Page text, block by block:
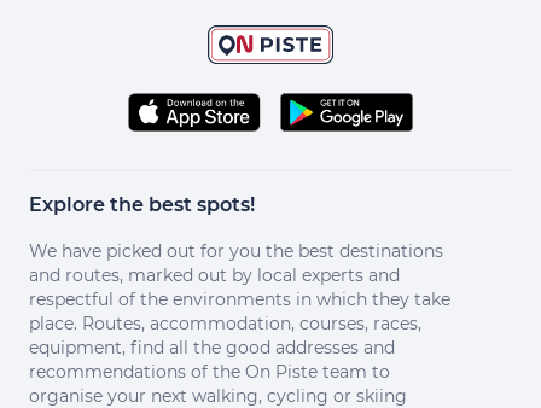
Explore the best spots!
We have picked out for you the best destinations
and routes, marked out by local experts and
respectful of the environments in which they take
place. Routes, accommodation, courses, races,
equipment, find all the good addresses and
recommendations of the On Piste team to
organise your next walking, cycling or skiing